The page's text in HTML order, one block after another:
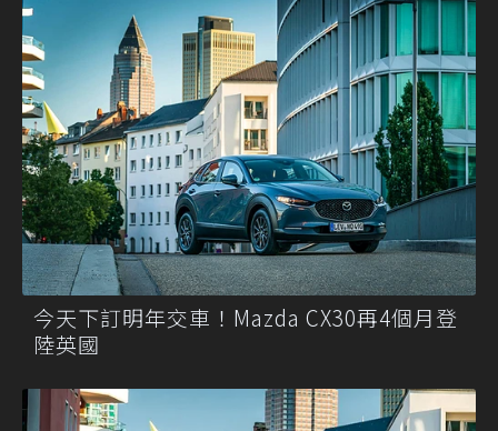
今天下訂明年交車！Mazda CX30再4個月登
陸英國